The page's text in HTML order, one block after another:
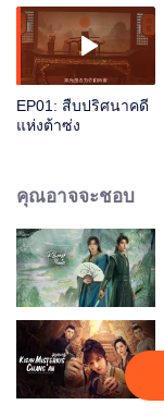
EP01: สืบปริศนาคดี
แห่งต้าซ่ง
คุณอาจจะชอบ